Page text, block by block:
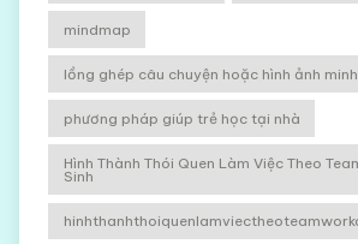
mindmap
lồng ghép câu chuyện hoặc hình ảnh
phương pháp giúp trẻ học tại nhà
Hình Thành Thói Quen Làm Việc Theo
Sinh